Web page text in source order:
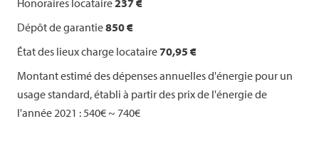
Honoraires locataire237 €
Dépôt de garantie850 €
État des lieux charge locataire70,95 €
Montant estimé des dépenses annuelles d'énergie pour un
usage standard, établi à partir des prix de l'énergie de
l'année 2021 : 540€ ~ 740€